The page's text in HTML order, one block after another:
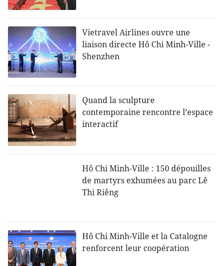
Vietravel Airlines ouvre une
liaison directe Hô Chi Minh-Ville -
Shenzhen
Quand la sculpture
contemporaine rencontre l’espace
interactif
Hô Chi Minh-Ville : 150 dépouilles
de martyrs exhumées au parc Lê
Thi Riêng
Hô Chi Minh-Ville et la Catalogne
renforcent leur coopération